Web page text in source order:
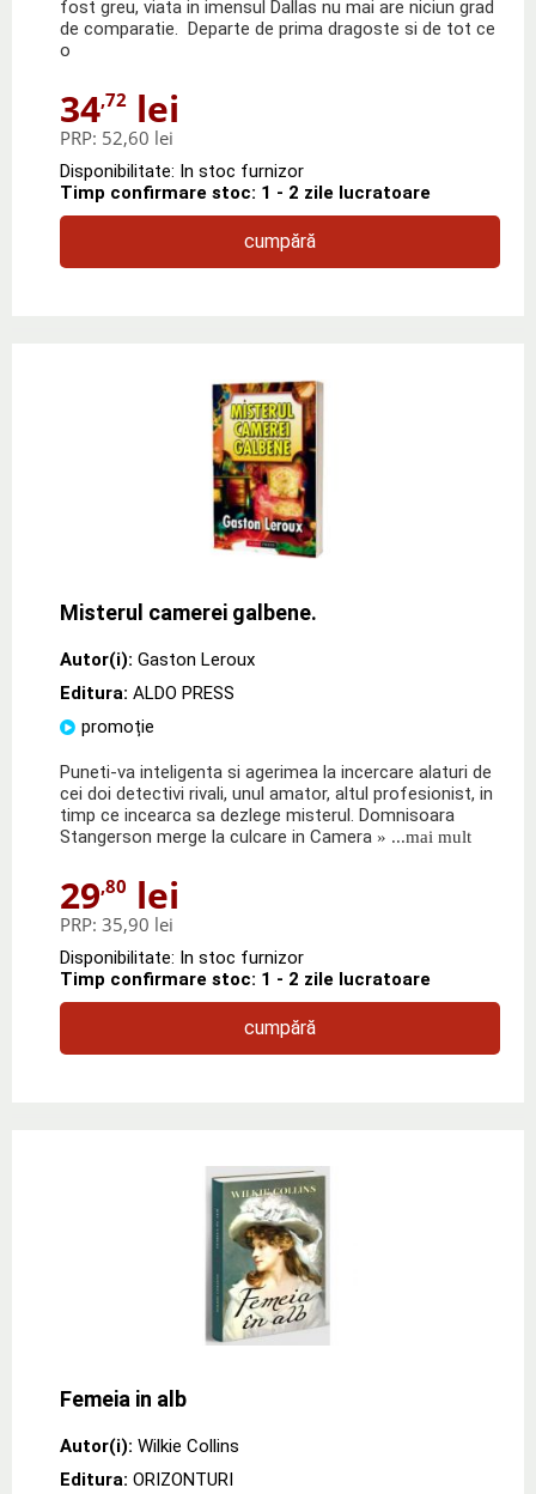
fost greu, viata in imensul Dallas nu mai are niciun grad
de comparatie. Departe de prima dragoste si de tot ce
o
34,72 lei
PRP: 52,60 lei
Disponibilitate: In stoc furnizor
Timp confirmare stoc: 1 - 2 zile lucratoare
cumpără
Misterul camerei galbene.
Autor(i): Gaston Leroux
Editura: ALDO PRESS
promoție
Puneti-va inteligenta si agerimea la incercare alaturi de
cei doi detectivi rivali, unul amator, altul profesionist, in
timp ce incearca sa dezlege misterul. Domnisoara
Stangerson merge la culcare in Camera » ...mai mult
29,80 lei
PRP: 35,90 lei
Disponibilitate: In stoc furnizor
Timp confirmare stoc: 1 - 2 zile lucratoare
cumpără
Femeia in alb
Autor(i): Wilkie Collins
Editura: ORIZONTURI